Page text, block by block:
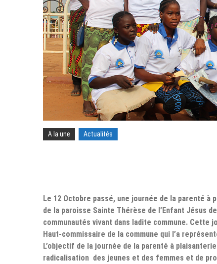
A la une Actualités
Le 12 Octobre passé, une journée de la parenté
de la paroisse Sainte Thérèse de l’Enfant Jésus
communautés vivant dans ladite commune.
Haut-commissaire de la commune qui l’a
L’objectif de la journée de la parenté à
radicalisation des jeunes et des femmes et de